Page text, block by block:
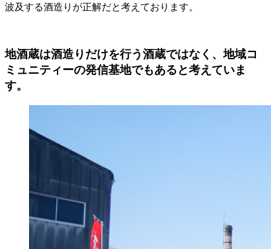
波及する酒造りが正解だと考えております。
地酒蔵は酒造りだけを行う酒蔵ではなく、地域コ
ミュニティーの発信基地でもあると考えていま
す。